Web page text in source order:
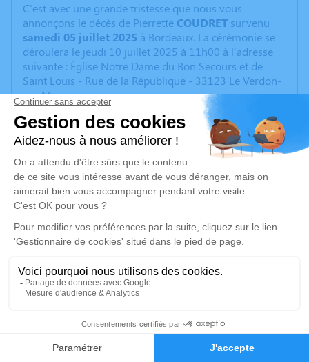
Faire-part Hommages
C'est avec une grande tristesse que nous vous
annonçons le décès de Pierrette COUDRET survenu
samedi 05 juillet 2025 à Bordeaux. La cérémonie se
déroulera le jeudi 10 juillet 2025 à 11h00 à l'adresse
suivante : Église Notre Dame du Bon Secours et de
Saint Louis - Rue de la République - 33123 Le Verdon-
sur-Mer.
Nous vous invitons à utiliser cet espace pour laisser
vos condoléances, partager des photos souvenirs, une
anecdote ou exprimer vos pensées à travers des
poèmes ou des textes. Cet endroit est un lieu
d'expression dédié à honorer la mémoire de Danielle
COUDRET.
Un service de plantation d’arbre hommage est
disponible ici.
Je rends hommage
Cérémonie religieuse
jeudi 10 juillet 2025 à 11h00
Église Notre Dame du Bon Secours et de Saint